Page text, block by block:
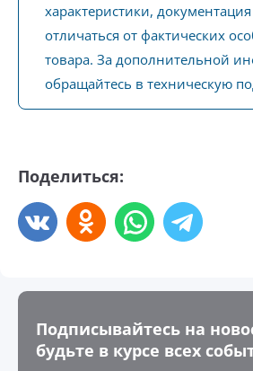
характеристики,
отличаться от фактических
товара. За дополнительной
обращайтесь в техническую
Поделиться:
Подписывайтесь на
будьте в курсе всех